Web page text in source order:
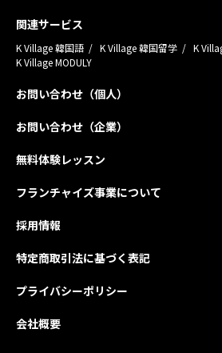
関連サービス
K Village 韓国語 K Village 韓国留学
K
K Village MODULY
お問い合わせ（個人）
お問い合わせ（企業）
無料体験レッスン
フランチャイズ事業について
採用情報
特定商取引法に基づく表記
プライバシーポリシー
会社概要